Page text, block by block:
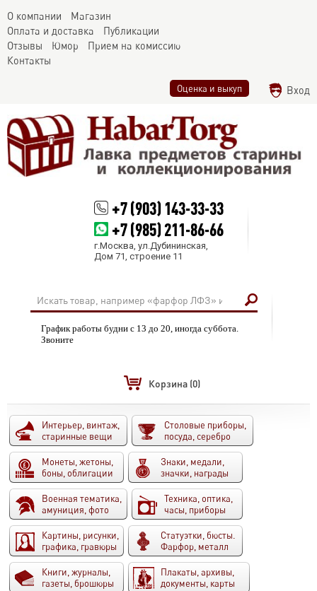
О компании
Магазин
Оплата и доставка
Публикации
Отзывы
Юмор
Прием на комиссию
Контакты
Оценка и выкуп Вход
+7 (903) 143-33-33
+7 (985) 211-86-66
г.Москва, ул.Дубининская,
Дом 71, строение 11
График работы будни с 13 до 20, иногда суббота.
Звоните
Корзина (0)
Интерьер, винтаж,
старинные вещи
Столовые приборы,
посуда, серебро
Монеты, жетоны,
боны, облигации
Знаки, медали,
значки, награды
Военная тематика,
амуниция, фото
Техника, оптика,
часы, приборы
Картины, рисунки,
графика, гравюры
Статуэтки, бюсты.
Фарфор, металл
Книги, журналы,
газеты, брошюры
Плакаты, архивы,
документы, карты